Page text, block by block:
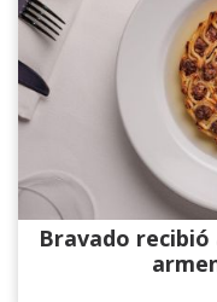
Bravado recibió